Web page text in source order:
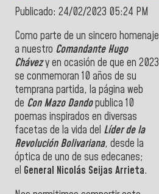
Publicado: 24/02/2023 05:24 PM
Como parte de un sincero homenaje
a nuestro Comandante Hugo
Chávezy en ocasión de que en 2023
se conmemoran 10 años de su
temprana partida, la página web
de Con Mazo Dandopublica 10
poemas inspirados en diversas
facetas de la vida del Líder de la
Revolución Bolivariana, desde la
óptica de uno de sus edecanes;
el General Nicolás Seijas Arrieta.